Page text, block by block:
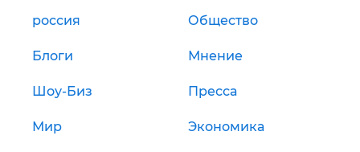
россия Общество
Блоги Мнение
Шоу-Биз Пресса
Мир Экономика